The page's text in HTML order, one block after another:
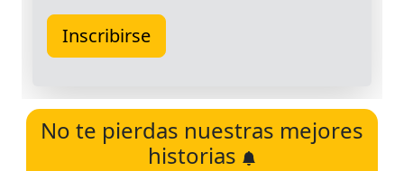
No te pierdas nuestras mejores
historias